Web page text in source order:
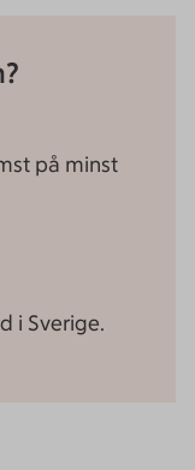
på minst
i Sverige.